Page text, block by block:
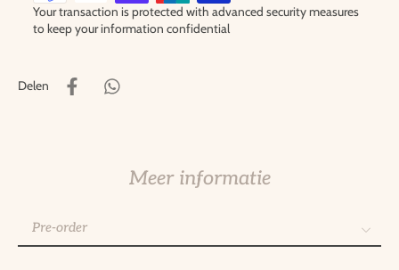
Your transaction is protected with advanced security measures
to keep your information confidential
Delen
Meer informatie
Pre-order